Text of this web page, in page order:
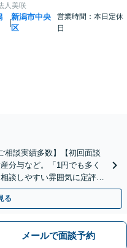
人美咲
|
新潟市中央
区
営業時間：本日定休
日
相談実績多数】【初回面談
分与など。「1円でも多く
談しやすい雰囲気に定評。
る
メールで面談予約